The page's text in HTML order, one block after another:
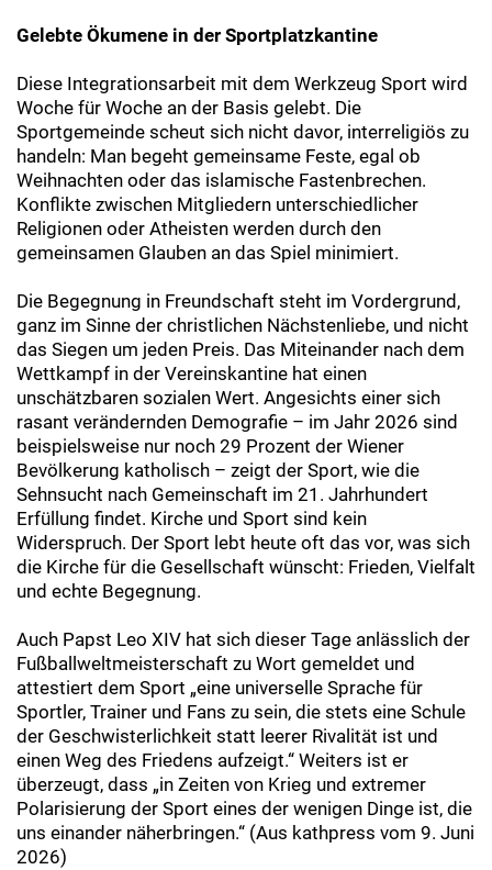
Gelebte Ökumene in der Sportplatzkantine
Diese Integrationsarbeit mit dem Werkzeug Sport wird
Woche für Woche an der Basis gelebt. Die
Sportgemeinde scheut sich nicht davor, interreligiös zu
handeln: Man begeht gemeinsame Feste, egal ob
Weihnachten oder das islamische Fastenbrechen.
Konflikte zwischen Mitgliedern unterschiedlicher
Religionen oder Atheisten werden durch den
gemeinsamen Glauben an das Spiel minimiert.
Die Begegnung in Freundschaft steht im Vordergrund,
ganz im Sinne der christlichen Nächstenliebe, und nicht
das Siegen um jeden Preis. Das Miteinander nach dem
Wettkampf in der Vereinskantine hat einen
unschätzbaren sozialen Wert. Angesichts einer sich
rasant verändernden Demografie – im Jahr 2026 sind
beispielsweise nur noch 29 Prozent der Wiener
Bevölkerung katholisch – zeigt der Sport, wie die
Sehnsucht nach Gemeinschaft im 21. Jahrhundert
Erfüllung findet. Kirche und Sport sind kein
Widerspruch. Der Sport lebt heute oft das vor, was sich
die Kirche für die Gesellschaft wünscht: Frieden, Vielfalt
und echte Begegnung.
Auch Papst Leo XIV hat sich dieser Tage anlässlich der
Fußballweltmeisterschaft zu Wort gemeldet und
attestiert dem Sport „eine universelle Sprache für
Sportler, Trainer und Fans zu sein, die stets eine Schule
der Geschwisterlichkeit statt leerer Rivalität ist und
einen Weg des Friedens aufzeigt.“ Weiters ist er
überzeugt, dass „in Zeiten von Krieg und extremer
Polarisierung der Sport eines der wenigen Dinge ist, die
uns einander näherbringen.“ (Aus kathpress vom 9. Juni
2026)